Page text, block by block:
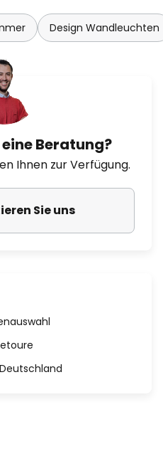
Design Wandleuchten
Beratung?
Ihnen zur Verfügung.
Sie uns